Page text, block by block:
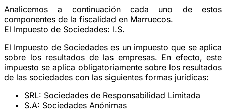
Analicemos a continuación cada uno de estos
componentes de la fiscalidad en Marruecos.
El Impuesto de Sociedades: I.S.
El Impuesto de Sociedades es un impuesto que se aplica
sobre los resultados de las empresas. En efecto, este
impuesto se aplica obligatoriamente sobre los resultados
de las sociedades con las siguientes formas jurídicas:
SRL: Sociedades de Responsabilidad Limitada
S.A: Sociedades Anónimas